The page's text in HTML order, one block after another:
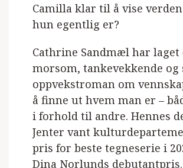
Camilla klar til å vise
hun egentlig er?
Cathrine Sandmæl har laget
morsom, tankevekkende og
oppvekstroman om
å finne ut hvem man er –
i forhold til andre. Hennes
Jenter vant
pris for beste tegneserie i
Dina Norlunds debutantpris.